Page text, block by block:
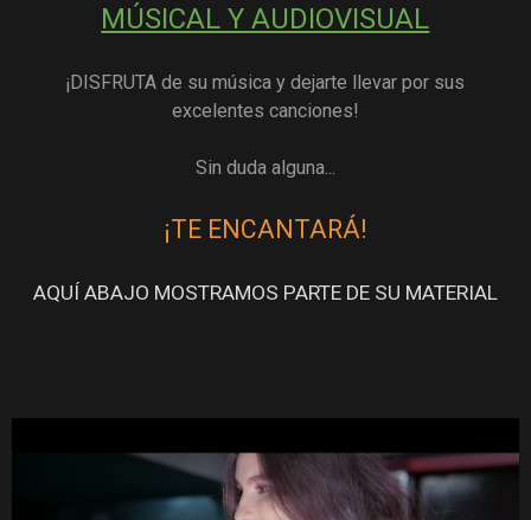
MÚSICAL Y AUDIOVISUAL
¡DISFRUTA de su música y dejarte llevar por sus
excelentes canciones!
Sin duda alguna...
¡TE ENCANTARÁ!
AQUÍ ABAJO MOSTRAMOS PARTE DE SU MATERIAL